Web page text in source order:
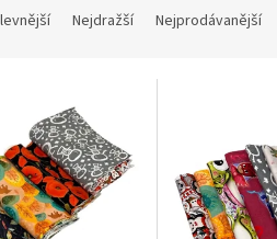
Nejdražší Nejprodávanější